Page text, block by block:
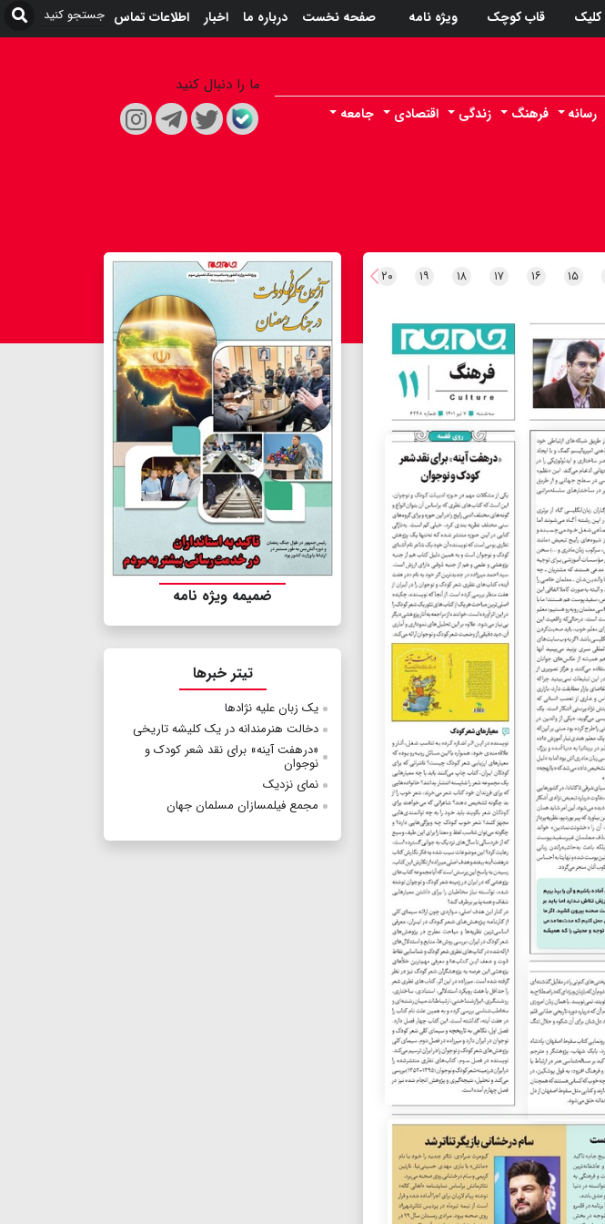
کلیک قاب کوچک ویژه نامه صفحه نخست درباره ما اخبار اطلاعات تماس
رسانه فرهنگ زندگی اقتصادی
جامعه
ما را دنبال کنید
۱۵ ۱۶ ۱۷ ۱۸ ۱۹ ۲۰
ضمیمه ویژه نامه
تیتر خبرها
یک زبان علیه نژادها
دخالت هنرمندانه در یک کلیشه تاریخی
«درهفت آینه» برای نقد شعر کودک و
نوجوان
نمای نزدیک
مجمع فیلمسازان مسلمان جهان